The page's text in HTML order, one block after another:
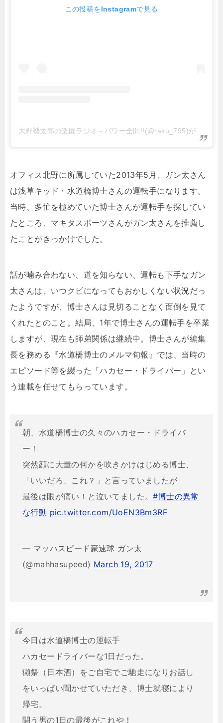
この投稿をInstagramで見る
オフィス北野に所属していた2013年5月、ガン太さん
は浅草キッド・水道橋博士さんの運転手になります。
当時、多忙を極めていた博士さんが運転手を探してい
たところ、マキタスポーツさんがガン太さんを推薦し
たことがきっかけでした。
話が噛み合わない、道を知らない、運転も下手なガン
太さんは、いつクビになってもおかしくない状況だっ
たようですが、博士さんは見切ることなく面倒を見て
くれたとのこと。結局、1年で博士さんの運転手を卒業
しますが、現在も師弟関係は継続中。博士さんが編集
長を務める『水道橋博士のメルマ旬報』では、当時の
エピソード等を綴った「ハカセー・ドライバー」とい
う連載を任せてもらっています。
朝、水道橋博士の久々のハカセー・ドライバ
ー！
突然顔に大量の何かを吹きかけはじめる博士、
「いいだろ、これ？」と言っていましたが
最後は眼が痛い！と泣いてました。#博士の異常
な行動 pic.twitter.com/UoEN3Bm3RF
— マッハスピード豪速球 ガン太
(@mahhasupeed) March 19, 2017
今日は水道橋博士の運転手
ハカセードライバーな1日だった。
獺祭（日本酒）をご自宅でご馳走になりお話し
をいっぱい聞かせていただき、博士就寝により
帰宅。
闘う男の1日の最後がこれや！